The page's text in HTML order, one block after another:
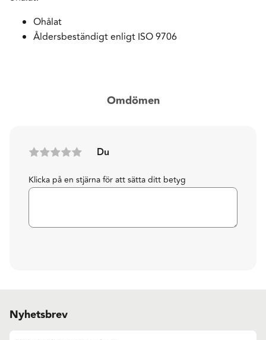
Ohålat
Åldersbeständigt enligt ISO 9706
Omdömen
Du
Klicka på en stjärna för att sätta ditt betyg
Nyhetsbrev